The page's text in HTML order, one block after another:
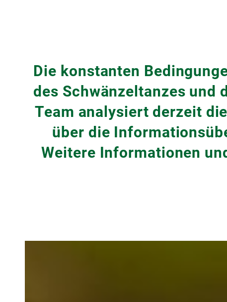
Die konstanten
des Schwänzeltanzes und
Team analysiert derzeit
über die
Weitere Informationen